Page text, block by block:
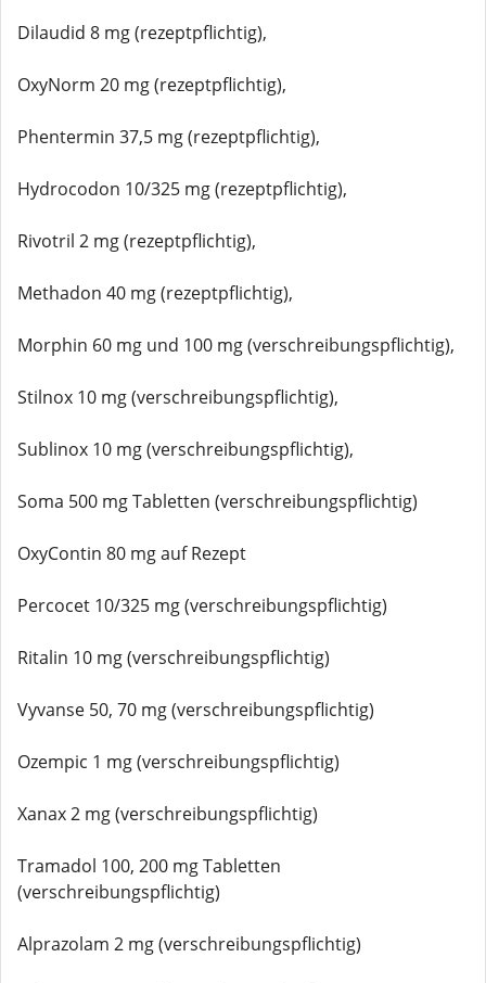
Dilaudid 8 mg (rezeptpflichtig),
OxyNorm 20 mg (rezeptpflichtig),
Phentermin 37,5 mg (rezeptpflichtig),
Hydrocodon 10/325 mg (rezeptpflichtig),
Rivotril 2 mg (rezeptpflichtig),
Methadon 40 mg (rezeptpflichtig),
Morphin 60 mg und 100 mg (verschreibungspflichtig),
Stilnox 10 mg (verschreibungspflichtig),
Sublinox 10 mg (verschreibungspflichtig),
Soma 500 mg Tabletten (verschreibungspflichtig)
OxyContin 80 mg auf Rezept
Percocet 10/325 mg (verschreibungspflichtig)
Ritalin 10 mg (verschreibungspflichtig)
Vyvanse 50, 70 mg (verschreibungspflichtig)
Ozempic 1 mg (verschreibungspflichtig)
Xanax 2 mg (verschreibungspflichtig)
Tramadol 100, 200 mg Tabletten
(verschreibungspflichtig)
Alprazolam 2 mg (verschreibungspflichtig)